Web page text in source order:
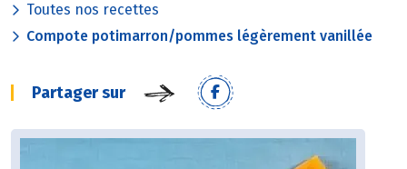
Toutes nos recettes
Compote potimarron/pommes légèrement vanillée
Partager sur